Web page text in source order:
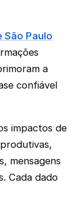
São Paulo
a
confiável
impactos de
mensagens
Cada dado